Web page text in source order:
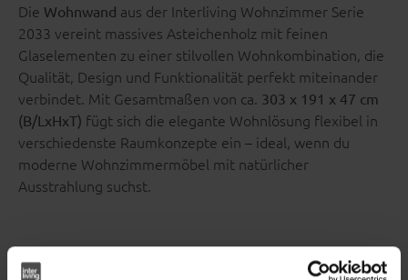
Die Wohnwand aus der Interliving Wohnzimmer Serie
2033 vereint massives Asteichenholz mit feinen
Glaselementen zu einer stilvollen Wohnkombination, die
Qualität, Design und Funktionalität perfekt miteinander
verbindet. Mit Gesamtmaßen von ca. 303 x 191 x 47 cm
(B/LxHxT) fügt sich die elegante Wohnlösung flexibel in
verschiedenste Raumkonzepte ein – ideal, wenn du
moderne Wohnzimmermöbel mit natürlicher
Ausstrahlung suchst.